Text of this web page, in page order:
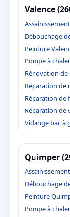
Valence
Débouchage
Peinture
Pompe à
Rénovation de
Réparation de
Réparation de
Réparation de
Vidange bac à
Quimper
Débouchage
Peinture
Pompe à